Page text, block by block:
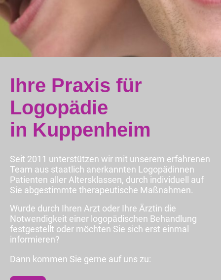
Ihre Praxis für
Logopädie
in Kuppenheim
Seit 2011 unterstützen wir mit unserem erfahrenen
Team aus staatlich anerkannten Logopädinnen
Patienten aller Altersklassen, durch individuell auf
Sie abgestimmte therapeutische Maßnahmen.
Wurde durch Ihren Arzt oder Ihre Ärztin die
Notwendigkeit einer logopädischen Behandlung
festgestellt oder möchten Sie sich erst einmal
informieren?
Dann kommen Sie gerne auf uns zu: